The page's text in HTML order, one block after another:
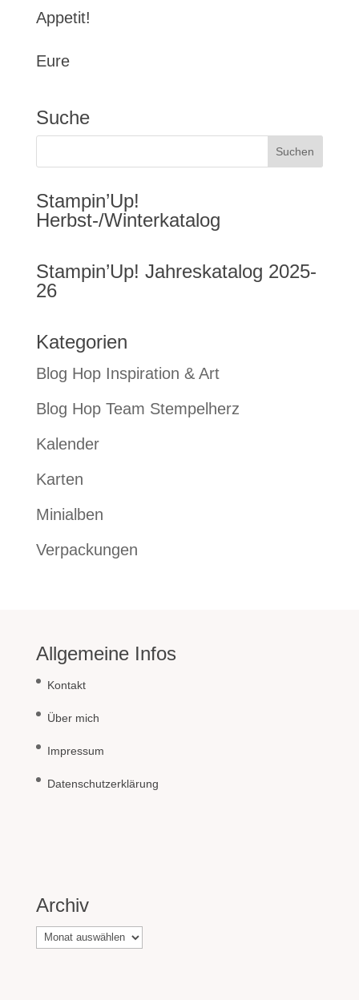
Appetit!
Eure
Suche
Stampin’Up!
Herbst-/Winterkatalog
Stampin’Up! Jahreskatalog 2025-
26
Kategorien
Blog Hop Inspiration & Art
Blog Hop Team Stempelherz
Kalender
Karten
Minialben
Verpackungen
Allgemeine Infos
Kontakt
Über mich
Impressum
Datenschutzerklärung
Archiv
Archiv